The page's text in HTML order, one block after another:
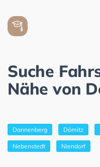
Suche
Nähe von
Dannenberg Dömitz
Nebenstedt Niendorf